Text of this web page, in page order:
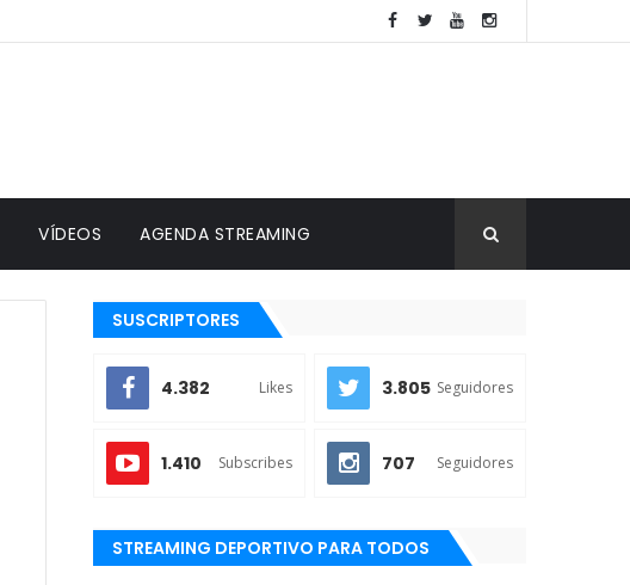
VÍDEOS AGENDA STREAMING
SUSCRIPTORES
4.382 Likes 3.805 Seguidores
1.410 Subscribes 707 Seguidores
STREAMING DEPORTIVO PARA TODOS